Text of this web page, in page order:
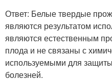
Ответ: Белые твердые
являются результатом
являются естественным
плода и не связаны с
используемыми для
болезней.